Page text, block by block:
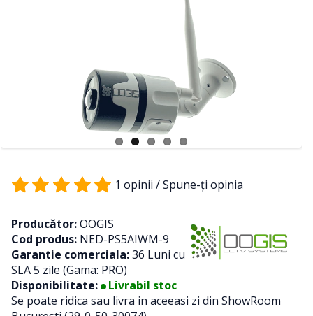
1 opinii /Spune-ţi opinia
Producător:OOGIS
Cod produs: NED-PS5AIWM-9
Garantie comerciala:36 Luni cu
SLA 5 zile (Gama: PRO)
Disponibilitate:
Livrabil stoc
Se poate ridica sau livra in aceeasi zi din ShowRoom